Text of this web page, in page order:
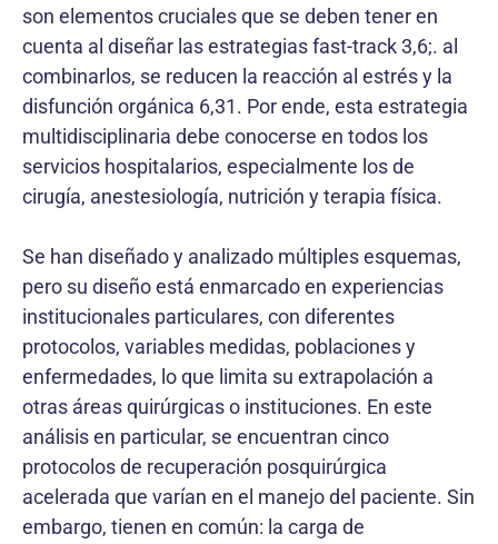
son ele­mentos cruciales que se deben tener en
cuenta al diseñar las estrategias fast-track 3,6;. al
combinarlos, se reducen la reacción al estrés y la
disfunción orgánica 6,31. Por ende, esta estrategia
multidisciplinaria debe conocerse en todos los
servicios hospitalarios, especialmente los de
cirugía, anestesiología, nutrición y terapia física.
Se han diseñado y analizado múltiples esquemas,
pero su diseño está enmarcado en experiencias
institucionales particulares, con diferentes
protocolos, variables medidas, poblaciones y
enfermedades, lo que limita su extrapolación a
otras áreas quirúrgicas o instituciones. En este
análisis en particular, se encuentran cinco
protocolos de recupe­ración posquirúrgica
acelerada que varían en el manejo del paciente. Sin
embargo, tienen en común: la carga de